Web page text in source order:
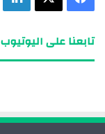
تابعنا على اليوتيوب